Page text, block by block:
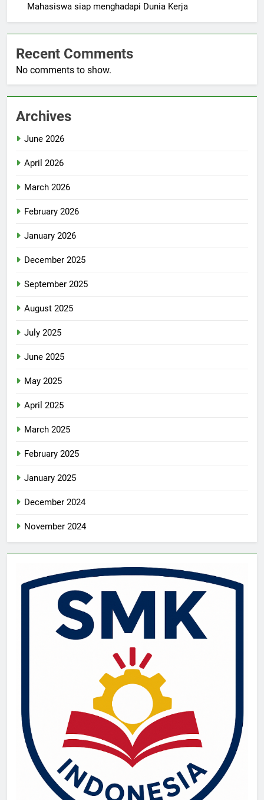
Mahasiswa siap menghadapi Dunia Kerja
Recent Comments
No comments to show.
Archives
June 2026
April 2026
March 2026
February 2026
January 2026
December 2025
September 2025
August 2025
July 2025
June 2025
May 2025
April 2025
March 2025
February 2025
January 2025
December 2024
November 2024